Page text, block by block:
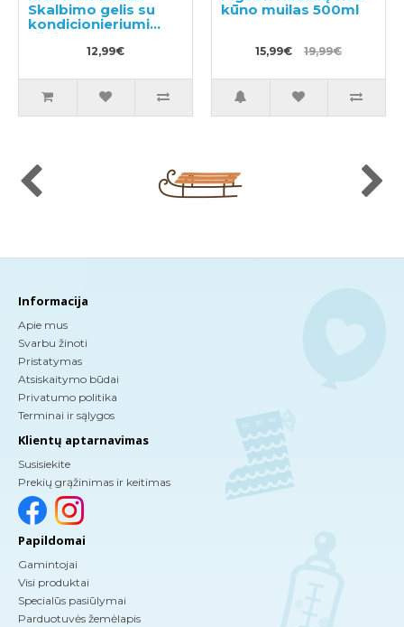
Skalbimo gelis su
kondicionieriumi
užpildas 650g
12,99€
kūno muilas 500ml
15,99€ 19,99€
Informacija
Apie mus
Svarbu žinoti
Pristatymas
Atsiskaitymo būdai
Privatumo politika
Terminai ir sąlygos
Klientų aptarnavimas
Susisiekite
Prekių grąžinimas ir keitimas
Papildomai
Gamintojai
Visi produktai
Specialūs pasiūlymai
Parduotuvės žemėlapis